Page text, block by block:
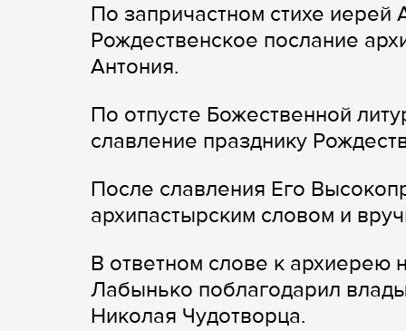
По запричастном стихе иерей
Рождественское послание
Антония.
По отпусте Божественной
славление празднику
После славления Его
архипастырским словом и
В ответном слове к архиерею
Лабынько поблагодарил
Николая Чудотворца.